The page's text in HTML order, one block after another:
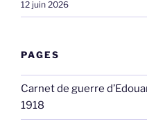
12 juin 2026
PAGES
Carnet de guerre
1918